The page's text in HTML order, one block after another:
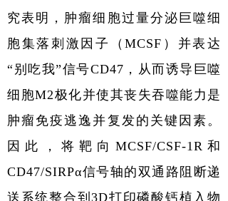
究表明，肿瘤细胞过量分泌巨噬细
胞集落刺激因子
（MCSF） 并表达
“别吃我”信号CD47 ，从而诱导巨噬
细胞M2极化并使其丧失吞噬能力是
肿瘤免疫逃逸并复发的关键因素。
因此，将靶向 MCSF/CSF-1R 和
CD47/SIRPα信号轴的双通路阻断递
送系统整合到3D打印磷酸钙植入物